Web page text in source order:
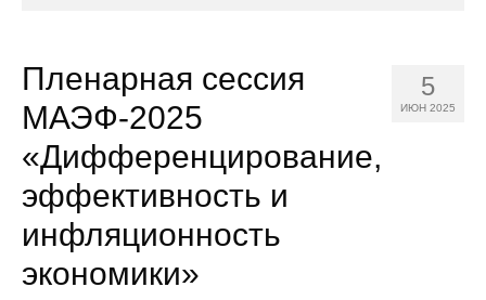
Об институте
Научные подразделения
Администрация
5
ИЮН 2025
Пленарная сессия
МАЭФ-2025
«Дифференцирование,
эффективность и
инфляционность
экономики»